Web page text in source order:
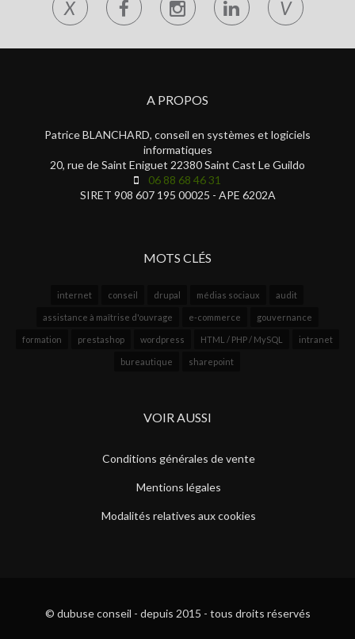
X V
A PROPOS
Patrice BLANCHARD, conseil en systèmes et logiciels
informatiques
20, rue de Saint Eniguet 22380 Saint Cast Le Guildo
06 88 68 46 31
SIRET 908 607 195 00025 - APE 6202A
MOTS CLÉS
internet conseil drupal médias sociaux audit
assistance à maîtrise d'ouvrage e-commerce gouvernance
formation prestashop wordpress HTML / PHP / MySQL intranet
bureautique sharepoint
VOIR AUSSI
Conditions générales de vente
Mentions légales
Modalités relatives aux cookies
© dubuse conseil - depuis 2015 - tous droits réservés